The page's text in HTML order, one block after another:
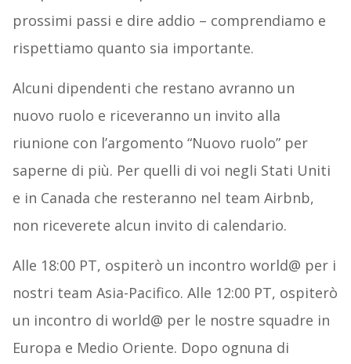
prossimi passi e dire addio – comprendiamo e
rispettiamo quanto sia importante.
Alcuni dipendenti che restano avranno un
nuovo ruolo e riceveranno un invito alla
riunione con l’argomento “Nuovo ruolo” per
saperne di più. Per quelli di voi negli Stati Uniti
e in Canada che resteranno nel team Airbnb,
non riceverete alcun invito di calendario.
Alle 18:00 PT, ospiterò un incontro world@ per i
nostri team Asia-Pacifico. Alle 12:00 PT, ospiterò
un incontro di world@ per le nostre squadre in
Europa e Medio Oriente. Dopo ognuna di